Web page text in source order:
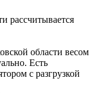
рассчитывается
области весом
Есть
с разгрузкой